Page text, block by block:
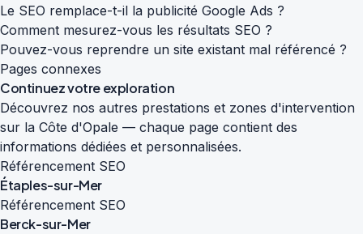
Le SEO remplace-t-il la publicité Google Ads ?
Comment mesurez-vous les résultats SEO ?
Pouvez-vous reprendre un site existant mal référencé ?
Pages connexes
Continuez votre exploration
Découvrez nos autres prestations et zones d'intervention
sur la Côte d'Opale — chaque page contient des
informations dédiées et personnalisées.
Référencement SEO
Étaples-sur-Mer
Référencement SEO
Berck-sur-Mer